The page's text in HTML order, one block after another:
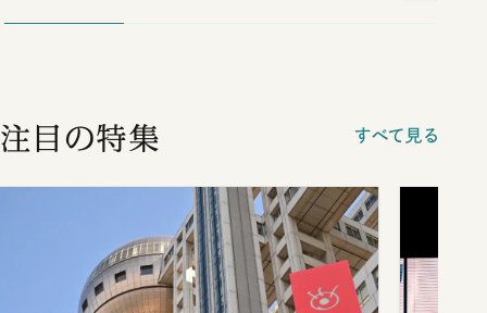
注目の特集 すべて見る